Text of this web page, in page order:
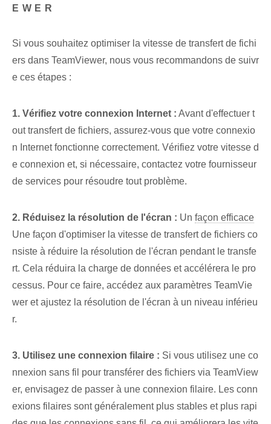
EWER
Si vous souhaitez optimiser la vitesse de transfert de fichi
ers dans TeamViewer, nous vous recommandons de suivr
e ces étapes :
1. Vérifiez votre connexion Internet : Avant d'effectuer t
out transfert de fichiers, assurez-vous que votre connexio
n Internet fonctionne correctement. Vérifiez votre vitesse d
e connexion et, si nécessaire, contactez votre fournisseur
de services pour résoudre tout problème.
2. Réduisez la résolution de l'écran : Un⁣ façon efficace
Une façon d'optimiser la vitesse de transfert de fichiers co
nsiste à réduire la résolution de l'écran pendant le transfe
rt. Cela réduira la charge de données et accélérera le pro
cessus. Pour ce faire, accédez aux paramètres TeamVie
wer et ajustez la résolution de l'écran à un niveau inférieu
r.
3. Utilisez une connexion filaire : Si vous utilisez une co
nnexion sans fil pour transférer des fichiers via TeamView
er, envisagez de passer à une connexion filaire. Les conn
exions filaires sont généralement plus stables et plus rapi